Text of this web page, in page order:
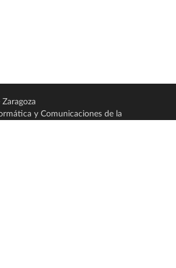
y Comunicaciones de la